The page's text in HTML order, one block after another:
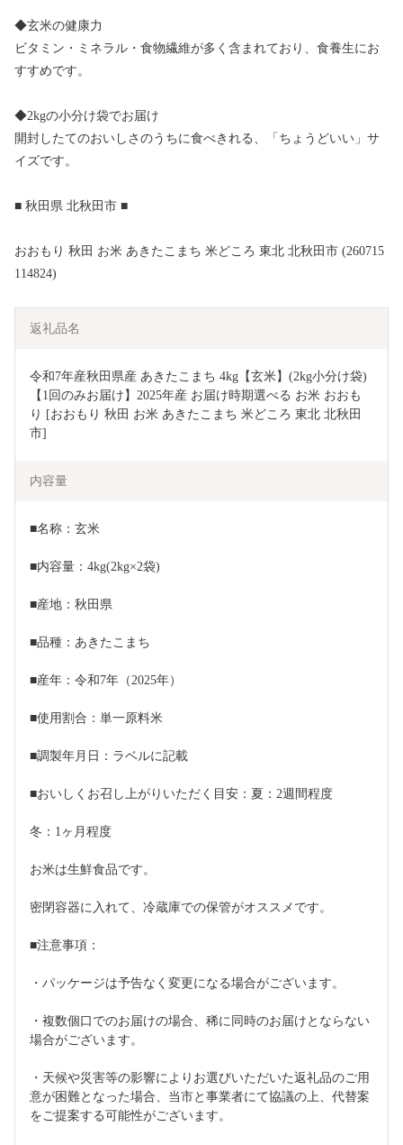
◆玄米の健康力
ビタミン・ミネラル・食物繊維が多く含まれており、食養生にお
すすめです。
◆2kgの小分け袋でお届け
開封したてのおいしさのうちに食べきれる、「ちょうどいい」サ
イズです。
■ 秋田県 北秋田市 ■
おおもり 秋田 お米 あきたこまち 米どころ 東北 北秋田市 (260715
114824)
返礼品名
令和7年産秋田県産 あきたこまち 4kg【玄米】(2kg小分け袋)
【1回のみお届け】2025年産 お届け時期選べる お米 おおも
り [おおもり 秋田 お米 あきたこまち 米どころ 東北 北秋田
市]
内容量
■名称：玄米
■内容量：4kg(2kg×2袋)
■産地：秋田県
■品種：あきたこまち
■産年：令和7年（2025年）
■使用割合：単一原料米
■調製年月日：ラベルに記載
■おいしくお召し上がりいただく目安：夏：2週間程度
冬：1ヶ月程度
お米は生鮮食品です。
密閉容器に入れて、冷蔵庫での保管がオススメです。
■注意事項：
・パッケージは予告なく変更になる場合がございます。
・複数個口でのお届けの場合、稀に同時のお届けとならない
場合がございます。
・天候や災害等の影響によりお選びいただいた返礼品のご用
意が困難となった場合、当市と事業者にて協議の上、代替案
をご提案する可能性がございます。